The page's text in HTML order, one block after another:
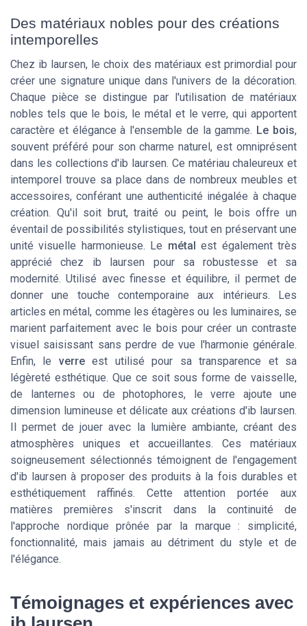
Des matériaux nobles pour des créations
intemporelles
Chez ib laursen, le choix des matériaux est primordial pour
créer une signature unique dans l'univers de la décoration.
Chaque pièce se distingue par l'utilisation de matériaux
nobles tels que le bois, le métal et le verre, qui apportent
caractère et élégance à l'ensemble de la gamme. Le bois,
souvent préféré pour son charme naturel, est omniprésent
dans les collections d'ib laursen. Ce matériau chaleureux et
intemporel trouve sa place dans de nombreux meubles et
accessoires, conférant une authenticité inégalée à chaque
création. Qu'il soit brut, traité ou peint, le bois offre un
éventail de possibilités stylistiques, tout en préservant une
unité visuelle harmonieuse. Le métal
est également très
apprécié chez ib laursen pour sa robustesse et sa
modernité. Utilisé avec finesse et équilibre, il permet de
donner une touche contemporaine aux intérieurs. Les
articles en métal, comme les étagères ou les luminaires, se
marient parfaitement avec le bois pour créer un contraste
visuel saisissant sans perdre de vue l'harmonie générale.
Enfin, le verreest utilisé pour sa transparence et sa
légèreté esthétique. Que ce soit sous forme de vaisselle,
de lanternes ou de photophores, le verre ajoute une
dimension lumineuse et délicate aux créations d'ib laursen.
Il permet de jouer avec la lumière ambiante, créant des
atmosphères uniques et accueillantes. Ces matériaux
soigneusement sélectionnés témoignent de l'engagement
d'ib laursen à proposer des produits à la fois durables et
esthétiquement raffinés. Cette attention portée aux
matières premières s'inscrit dans la continuité de
l'approche nordique prônée par la marque : simplicité,
fonctionnalité, mais jamais au détriment du style et de
l'élégance.
Témoignages et expériences avec